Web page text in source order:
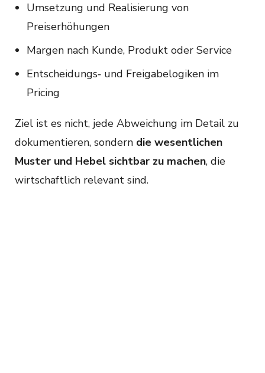
Umsetzung und Realisierung von
Preiserhöhungen
Margen nach Kunde, Produkt oder Service
Entscheidungs‑ und Freigabelogiken im
Pricing
Ziel ist es nicht, jede Abweichung im Detail zu
dokumentieren, sondern die wesentlichen
Muster und Hebel sichtbar zu machen, die
wirtschaftlich relevant sind.